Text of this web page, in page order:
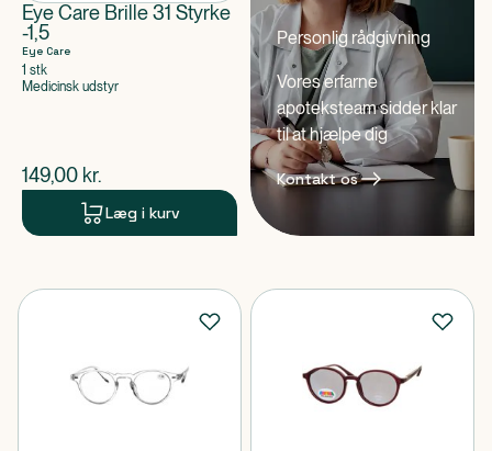
Eye Care Brille 31 Styrke
-1,5
Eye Care
1 stk
Medicinsk udstyr
$nuværende pris
149,00 kr.
Læg i kurv
Personlig rådgivning
Vores erfarne
apoteksteam sidder klar
til at hjælpe dig
Kontakt os